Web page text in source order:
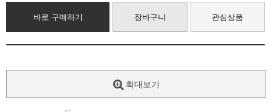
바로 구매하기 장바구니 관심상품
확대보기